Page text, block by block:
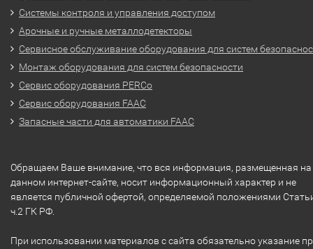
Системы контроля и управления доступом
Арочные и ручные металлодетекторы
Сервисное обслуживание оборудования для систем
Монтаж оборудования для систем безопасности
Сервис оборудования PERCo
Сервис оборудования FAAC
Запасные части для автоматики FAAC
Обращаем Ваше внимание, что вся информация, размещенная на
данном интернет-сайте, носит информационный характер и не
является публичной офертой, определяемой положениями
ч.2 ГК РФ.
При использовании материалов с сайта обязательно указание